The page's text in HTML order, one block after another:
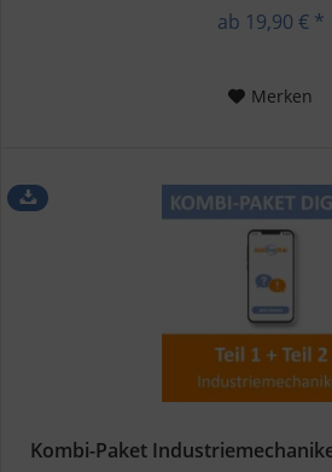
ab 19,90 € *
Merken
Kombi-Paket